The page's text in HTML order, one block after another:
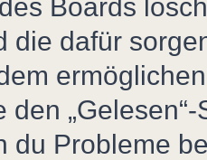
Boards
die dafür
den
du Probleme